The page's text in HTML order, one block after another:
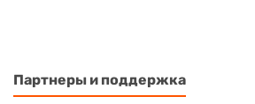
Партнеры и поддержка